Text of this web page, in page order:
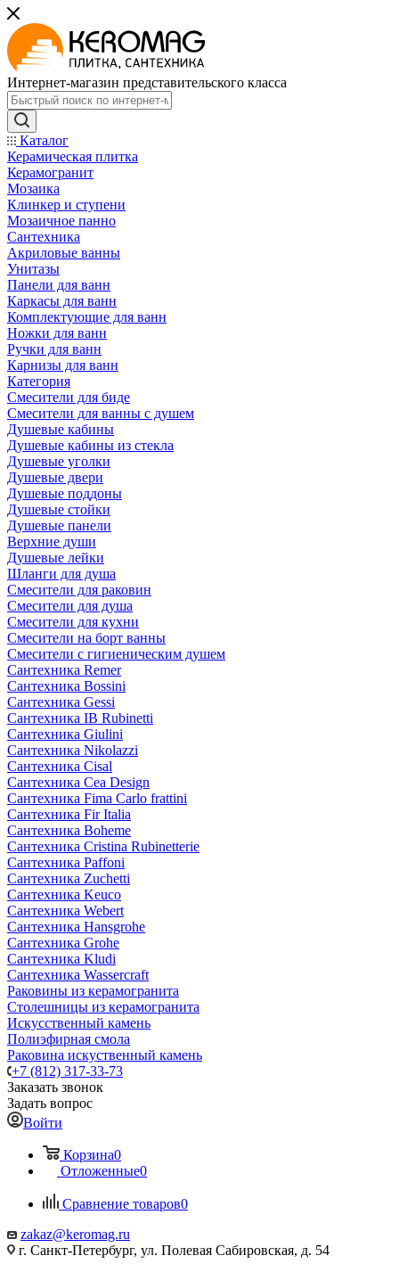
Интернет-магазин представительского класса
Каталог
Керамическая плитка
Керамогранит
Мозаика
Клинкер и ступени
Мозаичное панно
Сантехника
Акриловые ванны
Унитазы
Панели для ванн
Каркасы для ванн
Комплектующие для ванн
Ножки для ванн
Ручки для ванн
Карнизы для ванн
Категория
Смесители для биде
Смесители для ванны с душем
Душевые кабины
Душевые кабины из стекла
Душевые уголки
Душевые двери
Душевые поддоны
Душевые стойки
Душевые панели
Верхние души
Душевые лейки
Шланги для душа
Смесители для раковин
Смесители для душа
Смесители для кухни
Смесители на борт ванны
Смесители с гигиеническим душем
Сантехника Remer
Сантехника Bossini
Сантехника Gessi
Сантехника IB Rubinetti
Сантехника Giulini
Сантехника Nikolazzi
Сантехника Cisal
Сантехника Cea Design
Сантехника Fima Carlo frattini
Сантехника Fir Italia
Сантехника Boheme
Сантехника Cristina Rubinetterie
Сантехника Paffoni
Сантехника Zuchetti
Сантехника Keuco
Сантехника Webert
Сантехника Hansgrohe
Сантехника Grohe
Сантехника Kludi
Сантехника Wassercraft
Раковины из керамогранита
Столешницы из керамогранита
Искусственный камень
Полиэфирная смола
Раковина искуственный камень
+7 (812) 317-33-73
Заказать звонок
Задать вопрос
Войти
Корзина0
Отложенные0
Сравнение товаров0
zakaz@keromag.ru
г. Санкт-Петербург, ул. Полевая Сабировская, д. 54